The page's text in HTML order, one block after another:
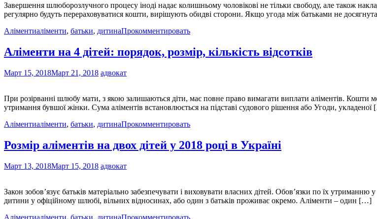
Завершення шлюборозлучного процесу іноді надає колишньому чоловікові не тільки свободу, але також
регулярно будуть перераховуватися кошти, вирішують обидві сторони. Якщо угода між батьками не
Аліментиаліменти, батьки, дитинаПрокомментировать
Аліменти на 4 дітей: порядок, розмір, кількість відсотків
Март 15, 2018Март 21, 2018 адвокат
При розірванні шлюбу мати, з якою залишаються діти, має повне право вимагати виплати аліментів. Кошти
утримання бувшої жінки. Сума аліментів встановлюється на підставі судового рішення або Угоди,
Аліментиаліменти, батьки, дитинаПрокомментировать
Розмір аліментів на двох дітей у 2018 році в Україні
Март 13, 2018Март 15, 2018 адвокат
Закон зобов’язує батьків матеріально забезпечувати і виховувати власних дітей. Обов’язки по їх
дитини у офіційному шлюбі, вільних відносинах, або один з батьків проживає окремо. Аліменти – один […]
Аліментиаліменти, батьки, дитинаПрокомментировать